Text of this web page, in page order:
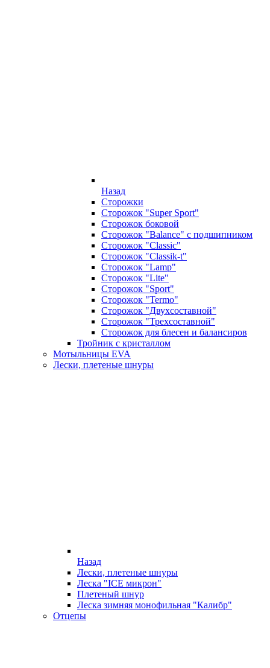
Назад
Сторожки
Сторожок "Super Sport"
Сторожок боковой
Сторожок "Balance" с подшипником
Сторожок "Classic"
Сторожок "Classik-t"
Сторожок "Lamp"
Сторожок "Lite"
Сторожок "Sport"
Сторожок "Termo"
Сторожок "Двухсоставной"
Сторожок "Трехсоставной"
Сторожок для блесен и балансиров
Тройник с кристаллом
Мотыльницы EVA
Лески, плетеные шнуры
Назад
Лески, плетеные шнуры
Леска "ICE микрон"
Плетеный шнур
Леска зимняя монофильная "Калибр"
Отцепы